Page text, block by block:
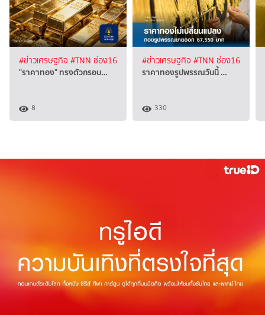
#ข่าวเศรษฐกิจ #TNN ช่อง16
"ราคาทอง" ทรงตัวกรอบ…
8
#ข่าวเศรษฐกิจ #TNN ช่อง16
ราคาทองรูปพรรณวันนี้ …
330